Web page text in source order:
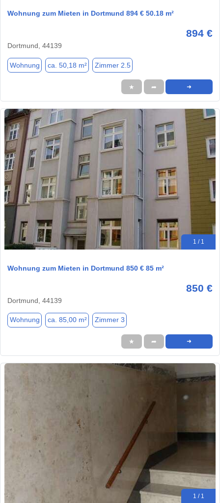
Wohnung zum Mieten in Dortmund 894 € 50.18 m²
894 €
Dortmund, 44139
Wohnung ca. 50,18 m² Zimmer 2.5
★ ➦ ➜
1 / 1
Wohnung zum Mieten in Dortmund 850 € 85 m²
850 €
Dortmund, 44139
Wohnung ca. 85,00 m² Zimmer 3
★ ➦ ➜
1 / 1